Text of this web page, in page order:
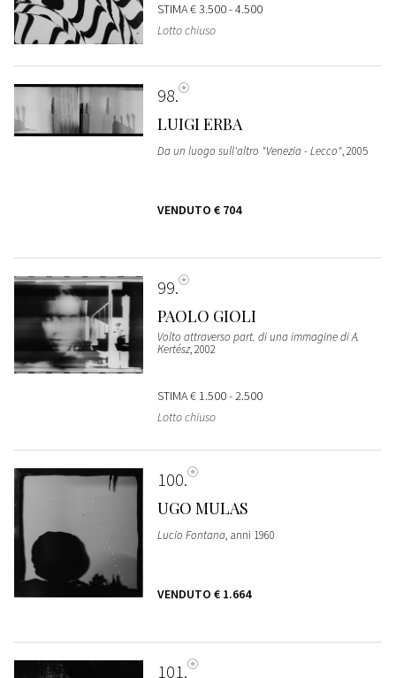
STIMA€ 3.500 - 4.500
Lotto chiuso
98
LUIGI ERBA
Da un luogo sull'altro "Venezia - Lecco", 2005
VENDUTO € 704
99
PAOLO GIOLI
Volto attraverso part. di una immagine di A.
Kertész, 2002
STIMA€ 1.500 - 2.500
Lotto chiuso
100
UGO MULAS
Lucio Fontana, anni 1960
VENDUTO € 1.664
101